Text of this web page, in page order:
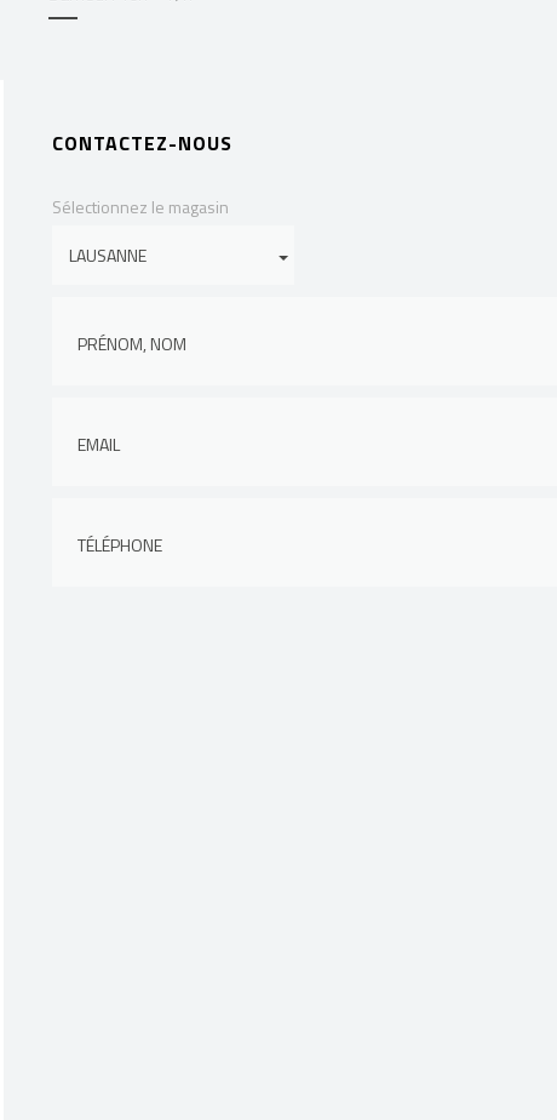
CONTACTEZ-NOUS
Sélectionnez le magasin